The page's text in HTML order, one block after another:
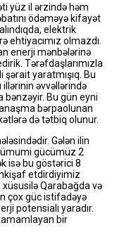
yüz il ərzində həm
ödəməyə kifayət
elektrik
ehtiyacımız olmazdı.
enerji mənbələrinə
Tərəfdaşlarımızla
yaratmışıq. Bu
əvvəllərində
bənzəyir. Bu gün eyni
bərpaolunan
də tətbiq olunur.
Gələn ilin
gücümüz 2
isə bu göstərici 8
etdirdiyimiz
xüsusilə Qarabağda və
çox güc istifadəyə
potensialı yaradır.
bir